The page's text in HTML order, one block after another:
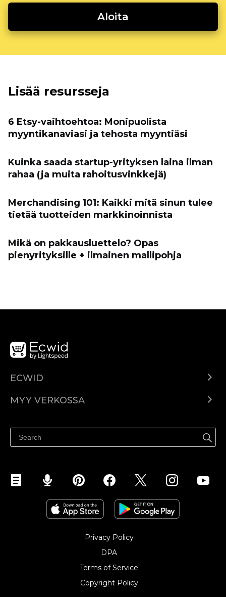
Aloita
Lisää resursseja
6 Etsy-vaihtoehtoa: Monipuolista
myyntikanaviasi ja tehosta myyntiäsi
Kuinka saada startup-yrityksen laina ilman
rahaa (ja muita rahoitusvinkkejä)
Merchandising 101: Kaikki mitä sinun tulee
tietää tuotteiden markkinoinnista
Mikä on pakkausluettelo? Opas
pienyrityksille + ilmainen mallipohja
ECWID
Hinnoittelu
MYY VERKOSSA
Myy Facebookissa
Myy Instagramissa
Privacy Policy
DPA
Terms of Service
Copyright Policy‎